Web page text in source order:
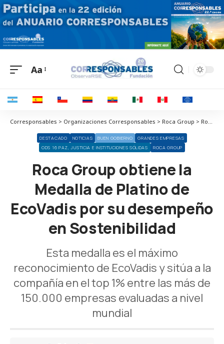
Aa
Corresponsables > Organizaciones Corresponsables > Roca Group > Roca Group obtiene la Medalla de Platino de EcoVadis por su desempeño en Sostenibilidad
DESTACADO NOTICIAS BUEN GOBIERNO
GRANDES EMPRESAS
ODS 16 PAZ, JUSTICIA E INSTITUCIONES SÓLIDAS
ROCA GROUP
Roca Group obtiene la
Medalla de Platino de
EcoVadis por su desempeño
en Sostenibilidad
Esta medalla es el máximo
reconocimiento de EcoVadis y sitúa a la
compañía en el top 1% entre las más de
150.000 empresas evaluadas a nivel
mundial